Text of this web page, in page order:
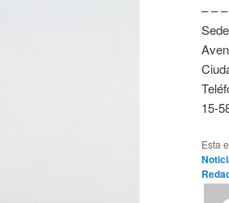
– – –
15-
Esta